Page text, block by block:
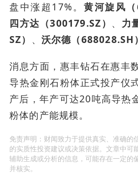
盘中涨超17%。黄河旋风（
四方达（300179.SZ） 、 力
SZ） 、 沃尔德（688028.SH）
消息方面，惠丰钻石在惠丰
导热金刚石粉体正式投产仪
产后，年产可达20吨高导热
粉体的产能规模。
免责声明：财闻致力于提供真实、准确的
的实质性投资建议或决策依据。文章中可
辅助生成或分析的信息，可能存在一定的
并核实。